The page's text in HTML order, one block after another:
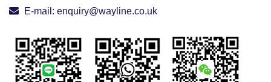
E-mail: enquiry@wayline.co.uk